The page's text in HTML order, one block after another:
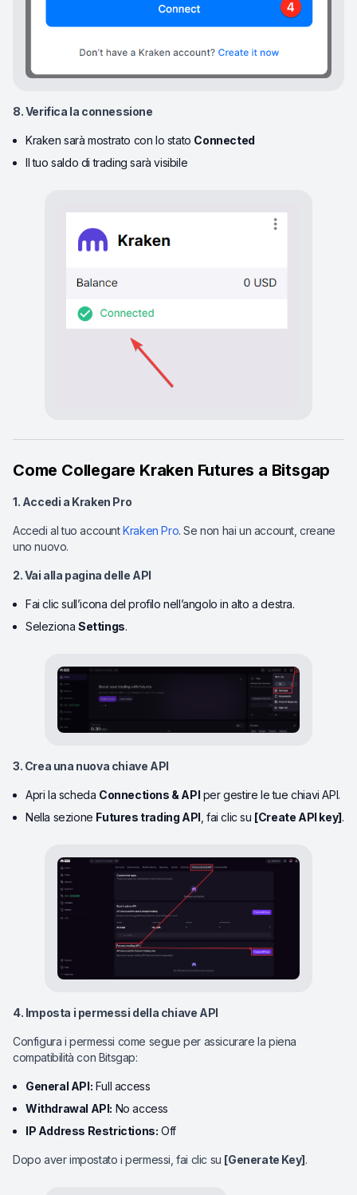
8. Verifica la connessione
Kraken sarà mostrato con lo stato Connected
Il tuo saldo di trading sarà visibile
Come Collegare Kraken Futures a Bitsgap
1. Accedi a Kraken Pro
Accedi al tuo accountKraken Pro. Se non hai un account, creane
uno nuovo.
2. Vai alla pagina delle API
Fai clic sull’icona del profilo nell’angolo in alto a destra.
Seleziona Settings.
3. Crea una nuova chiave API
Apri la scheda Connections & API per gestire le tue chiavi API.
Nella sezione Futures trading API , fai clic su [Create API key].
4. Imposta i permessi della chiave API
Configura i permessi come segue per assicurare la piena
compatibilità con Bitsgap:
General API: Full access
Withdrawal API: No access
IP Address Restrictions: Off
Dopo aver impostato i permessi, fai clic su [Generate Key].